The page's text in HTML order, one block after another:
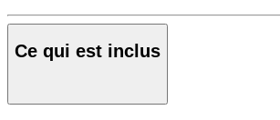
Ce qui est inclus